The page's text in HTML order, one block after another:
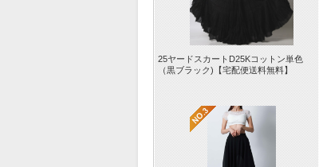
25ヤードスカートD25Kコットン単色
（黒ブラック)【宅配便送料無料】